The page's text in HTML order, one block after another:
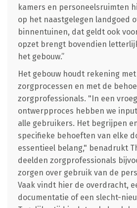
kamers en personeelsruimten
op het naastgelegen landgoed
binnentuinen, dat geldt ook
opzet brengt bovendien
het gebouw.”
Het gebouw houdt rekening
zorgprocessen en met de
zorgprofessionals. "In een
ontwerpproces hebben we
alle gebruikers. Het begrijpen
specifieke behoeften van elke
essentieel belang," benadrukt
deelden zorgprofessionals
zorgen over gebruik van de
Vaak vindt hier de overdracht,
documentatie of een slecht-